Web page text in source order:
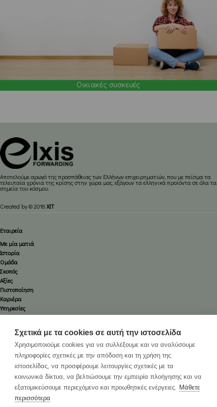
Οικιακές συσκευές
Aποτελούμε αρωγό της προσπάθειας των Ελλήνων επιχειρηματιών, που με πείσμα τα
τελευταία χρόνια της κρίσης στην χώρα μας, εξάγουν τα ελληνικά προϊόντα σε όλα τα
σημεία του κόσμου.
Created by © 2018XIT
Εταιρεία
Με μία ματιά
Ιστορία
Ομάδα
Σκοπός
Αξίες
Πιστοποίηση
Καριέρα
Υπηρεσίες
Αεροπορικές
Εκθέσεων
Logistics
Εκτελωνισμοί
Ασφάλειες
Επικοινωνία
Σχετικά με τα cookies σε αυτή την ιστοσελίδα
Χρησιμοποιούμε cookies για να συλλέξουμε και να αναλύσουμε
πληροφορίες σχετικές με την απόδοση και τη χρήση της
ιστοσελίδας, να προσφέρουμε λειτουργίες σχετικές με τα
κοινωνικά δίκτυα, να βελτιώσουμε την εμπειρία πλοήγησης και να
εξατομικεύσουμε περιεχόμενο και προωθητικές ενέργειες. Μάθετε
περισσότερα